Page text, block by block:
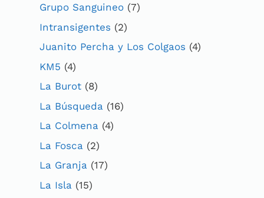
Grupo Sanguineo (7)
Intransigentes (2)
Juanito Percha y Los Colgaos (4)
KM5 (4)
La Burot (8)
La Búsqueda (16)
La Colmena (4)
La Fosca (2)
La Granja (17)
La Isla (15)